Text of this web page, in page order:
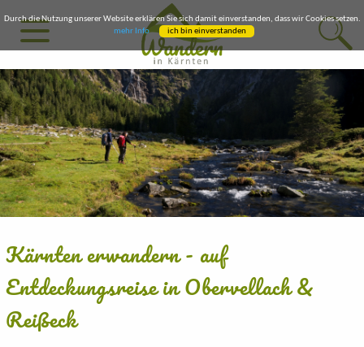
Durch die Nutzung unserer Website erklären Sie sich damit einverstanden, dass wir Cookies setzen.
mehr Info
ich bin einverstanden
Kärnten erwandern - auf
Entdeckungsreise in Obervellach &
Reißeck